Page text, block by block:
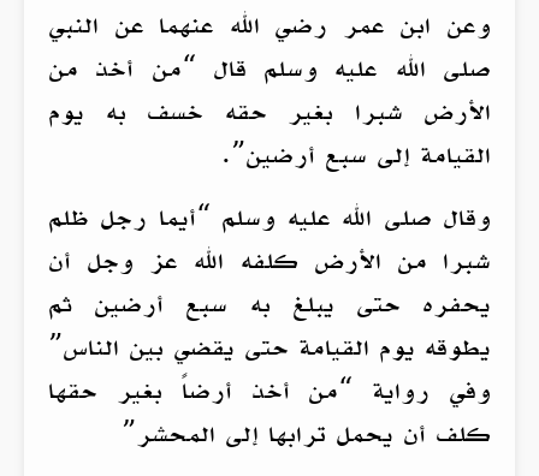
وعن ابن عمر رضي الله عنهما عن النبي
صلى الله عليه وسلم قال “من أخذ من
الأرض شبرا بغير حقه خسف به يوم
القيامة إلى سبع أرضين”.
وقال صلى الله عليه وسلم “أيما رجل ظلم
شبرا من الأرض كلفه الله عز وجل أن
يحفره حتى يبلغ به سبع أرضين ثم
يطوقه يوم القيامة حتى يقضي بين الناس”
وفي رواية “من أخذ أرضاً بغير حقها
كلف أن يحمل ترابها إلى المحشر”